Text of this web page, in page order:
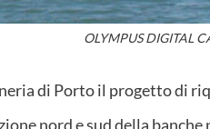
OLYMPUS DIGITAL
di Porto il progetto di
nord e sud della